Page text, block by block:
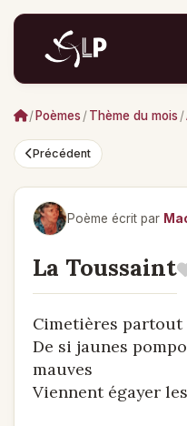
/ Poèmes /Thème du mois /
Précédent
Poème écrit par
La Toussaint
Cimetières
De si jaunes
mauves
Viennent égayer